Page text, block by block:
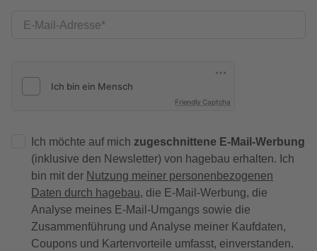
E-Mail-Adresse
Friendly Captcha
Ich möchte auf mich zugeschnittene E-Mail-Werbung
(inklusive den Newsletter) von hagebau erhalten. Ich
bin mit der Nutzung meiner personenbezogenen
Daten durch hagebau, die E-Mail-Werbung, die
Analyse meines E-Mail-Umgangs sowie die
Zusammenführung und Analyse meiner Kaufdaten,
Coupons und Kartenvorteile umfasst, einverstanden.